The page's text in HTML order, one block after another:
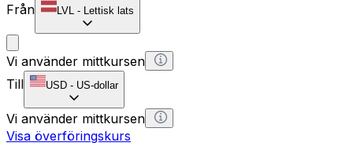
Från
LVL - Lettisk lats
Vi använder mittkursen
Till
USD - US-dollar
Vi använder mittkursen
Visa överföringskurs